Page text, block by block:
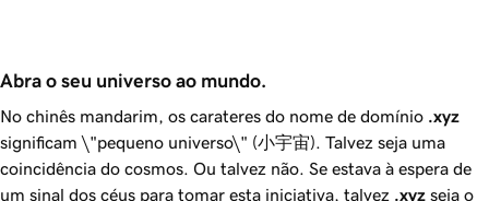
Abra o seu universo ao mundo.
No chinês mandarim, os carateres do nome de domínio .xyz
significam \"pequeno universo\" (小宇宙). Talvez seja uma
coincidência do cosmos. Ou talvez não. Se estava à espera de
um sinal dos céus para tomar esta iniciativa, talvez .xyz seja o